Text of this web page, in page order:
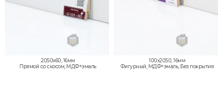
2050x60, 16мм
Прямой со скосом, МДФ+эмаль
100x2050, 16мм
Фигурный, МДФ+эмаль, Без покрытия